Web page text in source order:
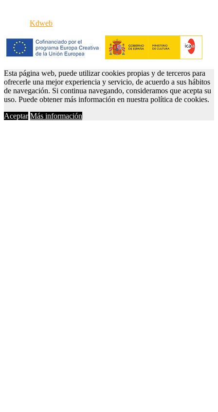
Kdweb
Esta página web, puede utilizar cookies propias y de terceros para
ofrecerle una mejor experiencia y servicio, de acuerdo a sus hábitos
de navegación. Si continua navegando, consideramos que acepta su
uso. Puede obtener más información en nuestra política de cookies.
Aceptar Más información